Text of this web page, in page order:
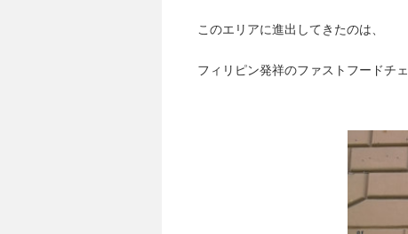
このエリアに進出してきたのは、
フィリピン発祥のファストフードチ